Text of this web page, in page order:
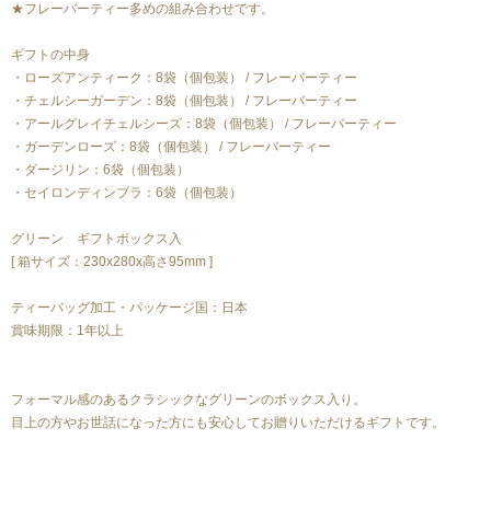
★フレーバーティー多めの組み合わせです。
ギフトの中身
・ローズアンティーク：8袋（個包装） / フレーバーティー
・チェルシーガーデン：8袋（個包装） / フレーバーティー
・アールグレイチェルシーズ：8袋（個包装） / フレーバーティー
・ガーデンローズ：8袋（個包装） / フレーバーティー
・ダージリン：6袋（個包装）
・セイロンディンブラ：6袋（個包装）
グリーン ギフトボックス入
[ 箱サイズ：230x280x高さ95mm ]
ティーバッグ加工・パッケージ国：日本
賞味期限：1年以上
フォーマル感のあるクラシックなグリーンのボックス入り。
目上の方やお世話になった方にも安心してお贈りいただけるギフトです。